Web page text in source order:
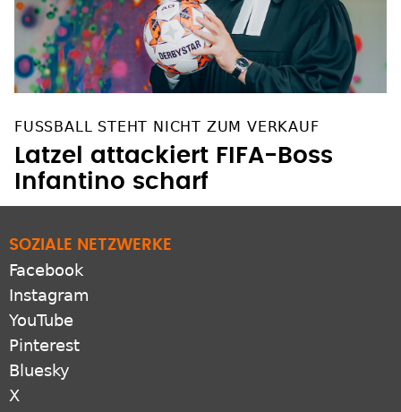
FUSSBALL STEHT NICHT ZUM VERKAUF
Latzel attackiert FIFA-Boss
Infantino scharf
SOZIALE NETZWERKE
Facebook
Instagram
YouTube
Pinterest
Bluesky
X